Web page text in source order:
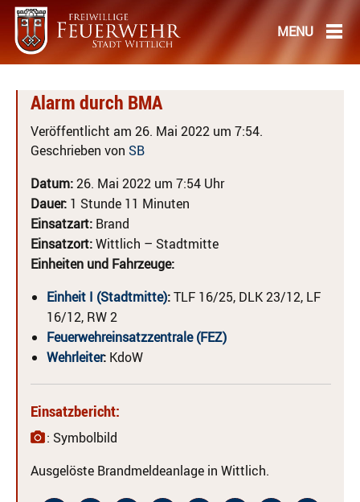
Alarm durch BMA
Veröffentlicht am 26. Mai 2022 um 7:54.
Geschrieben von SB
Datum:26. Mai 2022 um 7:54 Uhr
Dauer: 1 Stunde 11 Minuten
Einsatzart: Brand
Einsatzort:Wittlich – Stadtmitte
Einheiten und Fahrzeuge:
Einheit I (Stadtmitte):TLF 16/25, DLK 23/12, LF
16/12, RW 2
Feuerwehreinsatzzentrale (FEZ)
Wehrleiter: KdoW
Einsatzbericht:
: Symbolbild
Ausgelöste Brandmeldeanlage in Wittlich.